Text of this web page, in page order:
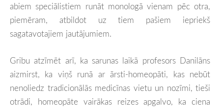
abiem speciālistiem runāt monologā vienam pēc otra,
piemēram, atbildot uz tiem pašiem iepriekš
sagatavotajiem jautājumiem.
Gribu atzīmēt arī, ka sarunas laikā profesors Danilāns
aizmirst, ka viņš runā ar ārsti-homeopāti, kas nebūt
nenoliedz tradicionālās medicīnas vietu un nozīmi, tieši
otrādi, homeopāte vairākas reizes apgalvo, ka ciena